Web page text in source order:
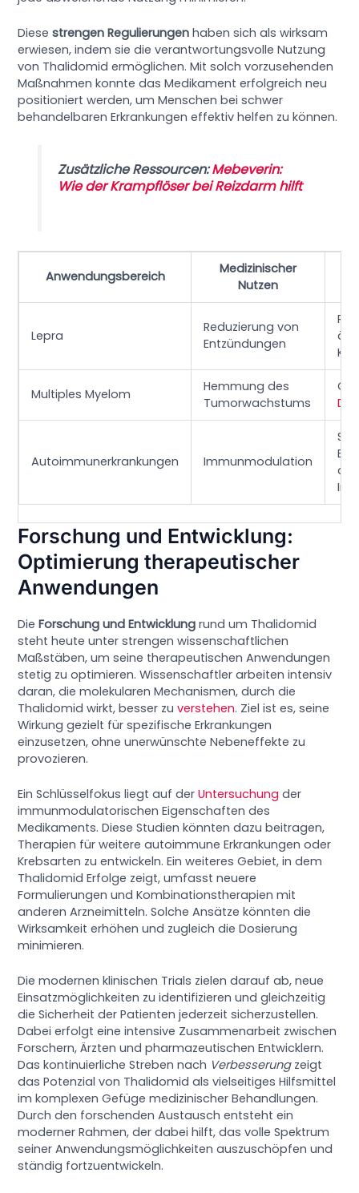
Diesestrengen Regulierungen haben sich als wirksam
erwiesen, indem sie die verantwortungsvolle Nutzung
von Thalidomid ermöglichen. Mit solch vorzusehenden
Maßnahmen konnte das Medikament erfolgreich neu
positioniert werden, um Menschen bei schwer
behandelbaren Erkrankungen effektiv helfen zu können.
Zusätzliche Ressourcen:Mebeverin:
Wie der Krampflöser bei Reizdarm hilft
Anwendungsbereich
Medizinischer
Nutzen
Lepra
Reduzierung von
Entzündungen
Multiples Myelom
Hemmung des
Tumorwachstums
Autoimmunerkrankungen Immunmodulation
des
Forschung und Entwicklung:
Optimierung therapeutischer
Anwendungen
DieForschung und Entwicklung rund um Thalidomid
steht heute unter strengen wissenschaftlichen
Maßstäben, um seine therapeutischen Anwendungen
stetig zu optimieren. Wissenschaftler arbeiten intensiv
daran, die molekularen Mechanismen, durch die
Thalidomid wirkt, besser zuverstehen. Ziel ist es, seine
Wirkung gezielt für spezifische Erkrankungen
einzusetzen, ohne unerwünschte Nebeneffekte zu
provozieren.
Ein Schlüsselfokus liegt auf derUntersuchung der
immunmodulatorischen Eigenschaften des
Medikaments. Diese Studien könnten dazu beitragen,
Therapien für weitere autoimmune Erkrankungen oder
Krebsarten zu entwickeln. Ein weiteres Gebiet, in dem
Thalidomid Erfolge zeigt, umfasst neuere
Formulierungen und Kombinationstherapien mit
anderen Arzneimitteln. Solche Ansätze könnten die
Wirksamkeit erhöhen und zugleich die Dosierung
minimieren.
Die modernen klinischen Trials zielen darauf ab, neue
Einsatzmöglichkeiten zu identifizieren und gleichzeitig
die Sicherheit der Patienten jederzeit sicherzustellen.
Dabei erfolgt eine intensive Zusammenarbeit zwischen
Forschern, Ärzten und pharmazeutischen Entwicklern.
Das kontinuierliche Streben nach Verbesserungzeigt
das Potenzial von Thalidomid als vielseitiges Hilfsmittel
im komplexen Gefüge medizinischer Behandlungen.
Durch den forschenden Austausch entsteht ein
moderner Rahmen, der dabei hilft, das volle Spektrum
seiner Anwendungsmöglichkeiten auszuschöpfen und
ständig fortzuentwickeln.